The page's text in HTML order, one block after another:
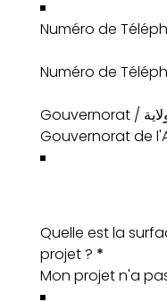
Quelle est la
projet ? *